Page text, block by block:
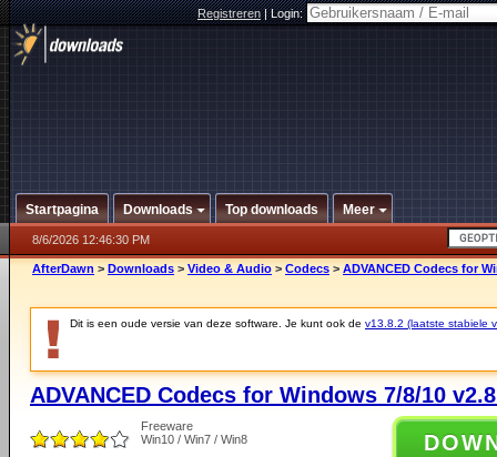
Registreren|Login:
Startpagina Downloads Top downloads Meer
8/6/2026 12:46:30 PM
AfterDawn > Downloads > Video & Audio > Codecs > ADVANCED Codecs for
Dit is een oude versie van deze software. Je kunt ook de v13.8.2 (laatste stabiele
ADVANCED Codecs for Windows 7/8/10
Freeware
Win10 / Win7 / Win8